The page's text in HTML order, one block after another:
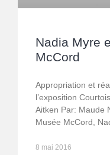
Nadia Myre
McCord
Appropriation et
l’exposition
Aitken Par: Maude
Musée McCord,
8 mai 2016